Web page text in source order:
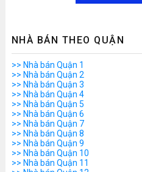
NHÀ BÁN THEO QUẬN
>> Nhà bán Quận 1
>> Nhà bán Quận 2
>> Nhà bán Quận 3
>> Nhà bán Quận 4
>> Nhà bán Quận 5
>> Nhà bán Quận 6
>> Nhà bán Quận 7
>> Nhà bán Quận 8
>> Nhà bán Quận 9
>> Nhà bán Quận 10
>> Nhà bán Quận 11